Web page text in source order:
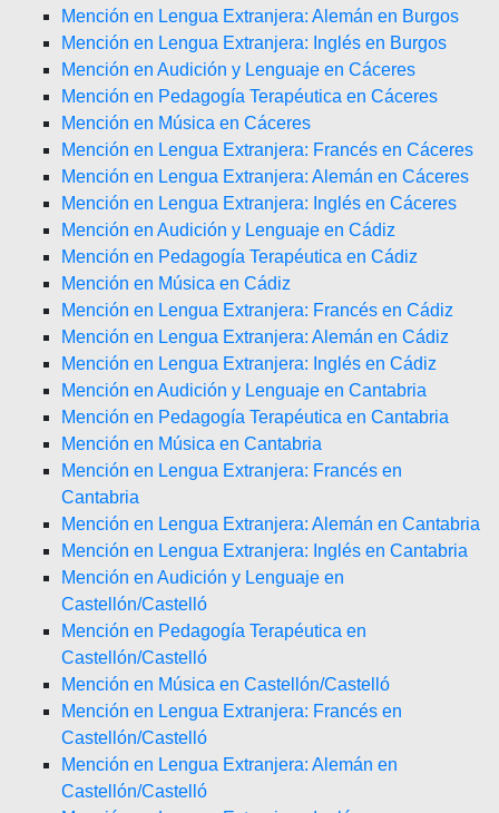
Mención en Lengua Extranjera: Alemán en Burgos
Mención en Lengua Extranjera: Inglés en Burgos
Mención en Audición y Lenguaje en Cáceres
Mención en Pedagogía Terapéutica en Cáceres
Mención en Música en Cáceres
Mención en Lengua Extranjera: Francés en Cáceres
Mención en Lengua Extranjera: Alemán en Cáceres
Mención en Lengua Extranjera: Inglés en Cáceres
Mención en Audición y Lenguaje en Cádiz
Mención en Pedagogía Terapéutica en Cádiz
Mención en Música en Cádiz
Mención en Lengua Extranjera: Francés en Cádiz
Mención en Lengua Extranjera: Alemán en Cádiz
Mención en Lengua Extranjera: Inglés en Cádiz
Mención en Audición y Lenguaje en Cantabria
Mención en Pedagogía Terapéutica en Cantabria
Mención en Música en Cantabria
Mención en Lengua Extranjera: Francés en
Cantabria
Mención en Lengua Extranjera: Alemán en Cantabria
Mención en Lengua Extranjera: Inglés en Cantabria
Mención en Audición y Lenguaje en
Castellón/Castelló
Mención en Pedagogía Terapéutica en
Castellón/Castelló
Mención en Música en Castellón/Castelló
Mención en Lengua Extranjera: Francés en
Castellón/Castelló
Mención en Lengua Extranjera: Alemán en
Castellón/Castelló